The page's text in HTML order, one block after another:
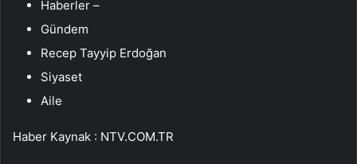
Haberler –
Gündem
Recep Tayyip Erdoğan
Siyaset
Aile
Haber Kaynak : NTV.COM.TR